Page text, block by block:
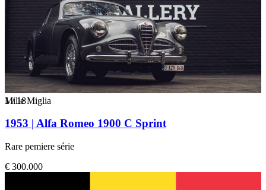
1/18
Mille Miglia
1953 | Alfa Romeo 1900 C Sprint
Rare pemiere série
€ 300.000